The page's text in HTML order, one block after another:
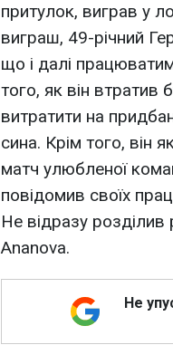
притулок, виграв у
виграш, 49-річний
що і далі
того, як він втратив
витратити на
сина. Крім того, він
матч улюбленої
повідомив своїх
Не відразу розділив
Ananova.
Не